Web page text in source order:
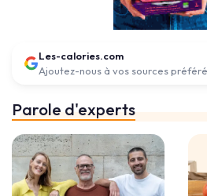
Les-calories.com
Ajoutez-nous à vos sources
Parole d'experts